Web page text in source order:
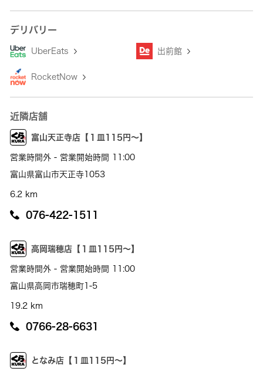
デリバリー
UberEats 出前館
RocketNow
近隣店舗
富山天正寺店【１皿115円～】
営業時間外 - 営業開始時間 11:00
富山県富山市天正寺1053
6.2 km
076-422-1511
高岡瑞穂店【１皿115円～】
営業時間外 - 営業開始時間 11:00
富山県高岡市瑞穂町1-5
19.2 km
0766-28-6631
となみ店【１皿115円～】